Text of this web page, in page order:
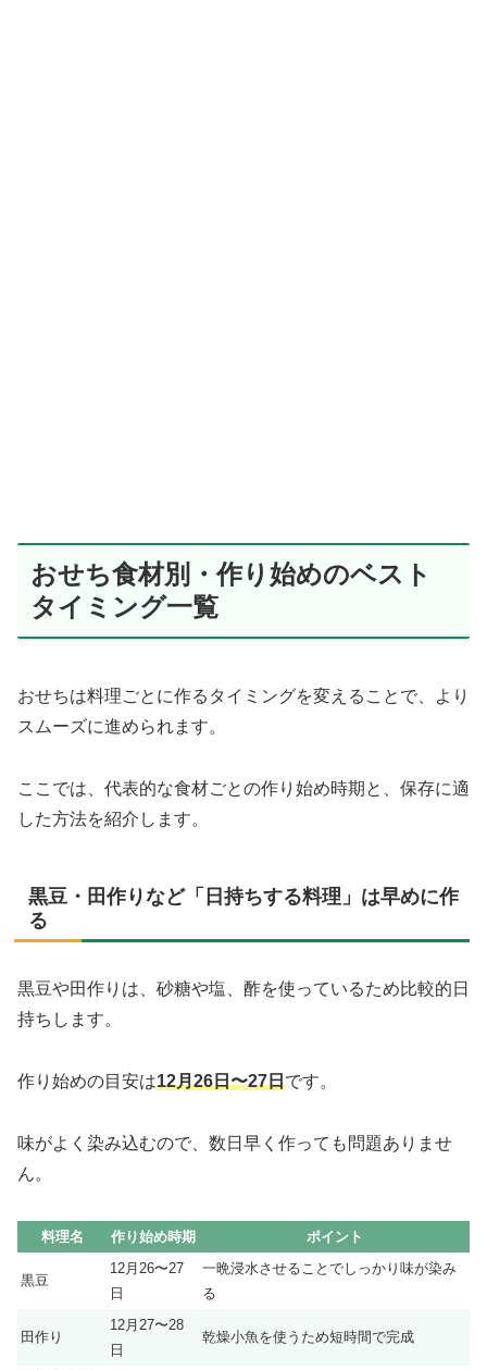
おせち食材別・作り始めのベスト
タイミング一覧
おせちは料理ごとに作るタイミングを変えることで、より
スムーズに進められます。
ここでは、代表的な食材ごとの作り始め時期と、保存に適
した方法を紹介します。
黒豆・田作りなど「日持ちする料理」は早めに作
る
黒豆や田作りは、砂糖や塩、酢を使っているため比較的日
持ちします。
作り始めの目安は12月26日〜27日です。
味がよく染み込むので、数日早く作っても問題ありませ
ん。
料理名 作り始め時期 ポイント
黒豆
12月26〜27
日
一晩浸水させることでしっかり味が染み
る
田作り
12月27〜28
日
乾燥小魚を使うため短時間で完成